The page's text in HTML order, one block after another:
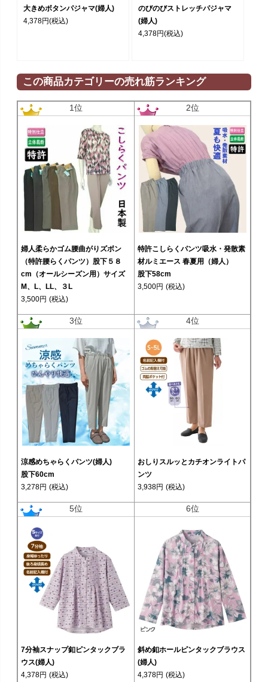
大きめボタンパジャマ(婦人)
4,378円(税込)
のびのびストレッチパジャマ
(婦人)
4,378円(税込)
この商品カテゴリーの売れ筋ランキング
1位
婦人柔らかゴム腰曲がりズボン
（特許腰らくパンツ）股下５８
cm（オールシーズン用）サイズ
M、L、LL、３L
3,500円 (税込)
2位
特許こしらくパンツ吸水・発散素
材ルミエース 春夏用（婦人）
股下58cm
3,500円 (税込)
3位
涼感めちゃらくパンツ(婦人)
股下60cm
3,278円 (税込)
4位
おしりスルッとカチオンライトパ
ンツ
3,938円 (税込)
5位
7分袖スナップ釦ピンタックブラ
ウス(婦人)
4,378円 (税込)
6位
斜め釦ホールピンタックブラウス
(婦人)
4,378円 (税込)